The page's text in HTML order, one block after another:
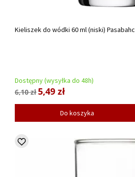
Kieliszek do wódki 60 ml (niski)
Dostępny (wysyłka do 48h)
6,10 zł5,49 zł
Do koszyka